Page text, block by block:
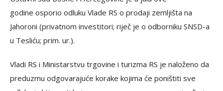
godine osporio odluku Vlade RS o prodaji zemljišta na
Jahoroni (privatnom investitori; riječ je o odborniku SNSD-a
u Tesliću; prim. ur.).
Vladi RS i Ministarstvu trgovine i turizma RS je naloženo da
preduzmu odgovarajuće korake kojima će poništiti sve